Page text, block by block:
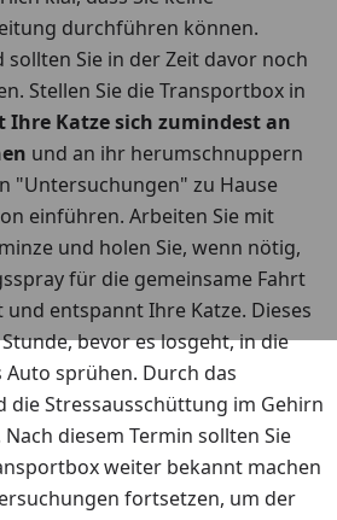
durchführen können.
Sie in der Zeit davor noch
Stellen Sie die Transportbox in
Ihre Katze sich zumindest an
und an ihr herumschnuppern
"Untersuchungen" zu Hause
einführen. Arbeiten Sie mit
und holen Sie, wenn nötig,
für die gemeinsame Fahrt
entspannt Ihre Katze. Dieses
bevor es losgeht, in die
sprühen. Durch das
die Stressausschüttung im Gehirn
diesem Termin sollten Sie
weiter bekannt machen
fortsetzen, um der